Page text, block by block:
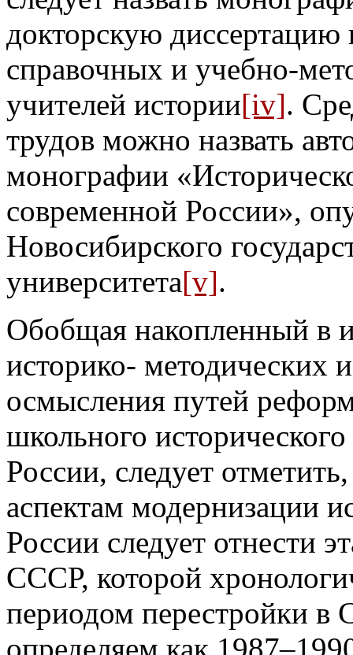
докторскую диссертацию
справочных и учебно-
учителей истории[iv].
трудов можно назвать
монографии
современной России»,
Новосибирского
университета[v].
Обобщая накопленный в
историко- методических
осмысления путей
школьного
России, следует
аспектам модернизации
России следует отнести
СССР, которой
периодом перестройки в
определяем как